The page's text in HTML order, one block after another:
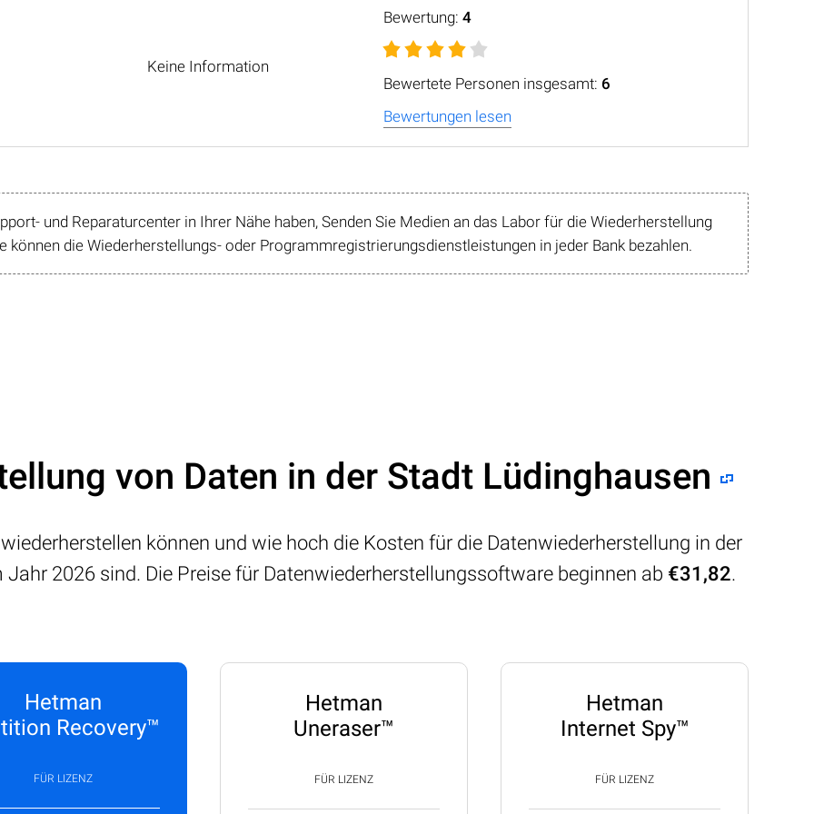
Keine Information
Bewertung: 4
Bewertete Personen insgesamt: 6
Bewertungen lesen
und Reparaturcenter in Ihrer Nähe haben, Senden Sie Medien an das Labor für die Wiederherstellung
können die Wiederherstellungs- oder Programmregistrierungsdienstleistungen in jeder Bank bezahlen.
von Daten in der Stadt Lüdinghausen
können und wie hoch die Kosten für die Datenwiederherstellung in der
2026 sind. Die Preise für Datenwiederherstellungssoftware beginnen ab €31,82.
Hetman
Recovery™
FÜR LIZENZ
Hetman
Uneraser™
FÜR LIZENZ
Hetman
Internet Spy™
FÜR LIZENZ